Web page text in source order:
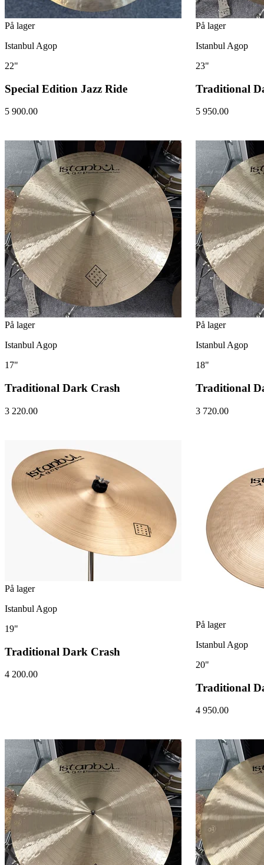
På lager
Istanbul Agop
22"
Special Edition Jazz Ride
5 900.00
På lager
Istanbul Agop
23"
Traditional
5 950.00
På lager
Istanbul Agop
17"
Traditional Dark Crash
3 220.00
På lager
Istanbul Agop
18"
Traditional
3 720.00
På lager
Istanbul Agop
19"
Traditional Dark Crash
4 200.00
På lager
Istanbul Agop
20"
Traditional
4 950.00